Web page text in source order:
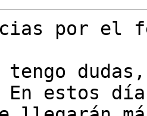
por el
tengo
En estos